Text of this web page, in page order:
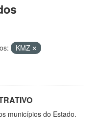
KMZ
municípios do Estado.